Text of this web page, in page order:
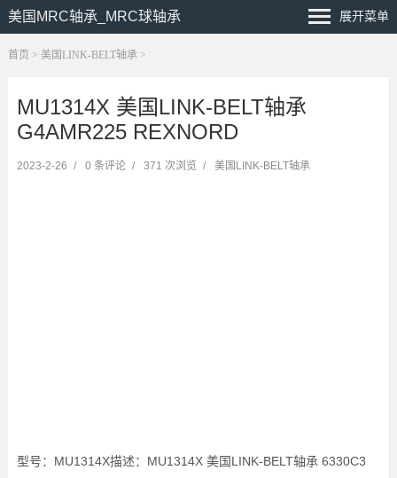
美国MRC轴承_MRC球轴承 展开菜单
首页 > 美国LINK-BELT轴承>
MU1314X 美国LINK-BELT轴承
G4AMR225 REXNORD
2023-2-26 / 0 条评论 / 371 次浏览 / 美国LINK-BELT轴承
型号：MU1314X描述：MU1314X 美国LINK-BELT轴承 6330C3